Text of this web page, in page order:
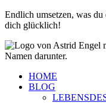
Endlich umsetzen, was
dich glücklich!
HOME
BLOG